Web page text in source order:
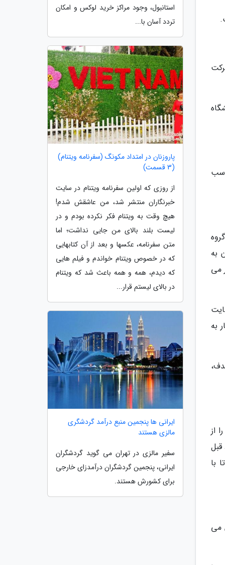
به
می
و رضایت
به
از
با
می
استانبول، وجود مراکز خرید لوکس و امکان
تردد آسان با...
پاروزنان در امتداد مکونگ (سفرنامه ویتنام)
(3 قسمت)
از روزی که اولین سفرنامه ویتنام در سایت
خبرنگاران منتشر شد، من عاشقش شدم!
هیچ وقت به ویتنام فکر نکرده بودم و در
لیست بلند بالای من جایی نداشت؛ اما
متن سفرنامه، عکسها و بعد از آن کتابهایی
که در خصوص ویتنام خواندم و فیلم هایی
که دیدم، همه و همه باعث شد که ویتنام
در بالای لیستم قرار...
ایرانی ها پنجمین منبع درآمد گردشگری
مالزی هستند
سفیر مالزی در تهران می گوید گردشگران
ایرانی، پنجمین گردشگران درآمدزای خارجی
برای کشورش هستند.